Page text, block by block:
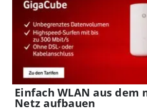
Einfach WLAN aus dem
Netz aufbauen